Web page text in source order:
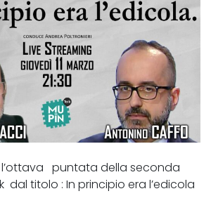
l’ottava puntata della seconda
dal titolo : In principio era l’edicola